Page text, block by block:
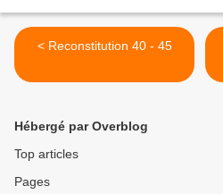
< Reconstitution 40 - 45
Hébergé par Overblog
Top articles
Pages